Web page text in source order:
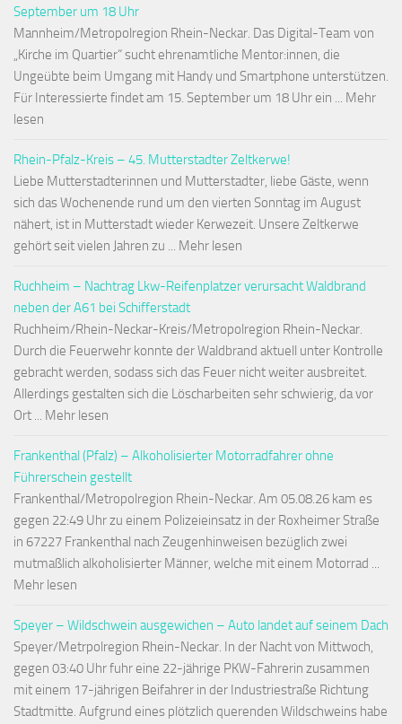
September um 18 Uhr
Mannheim/Metropolregion Rhein-Neckar. Das Digital-Team von
„Kirche im Quartier“ sucht ehrenamtliche Mentor:innen, die
Ungeübte beim Umgang mit Handy und Smartphone unterstützen.
Für Interessierte findet am 15. September um 18 Uhr ein ... Mehr
lesen
Rhein-Pfalz-Kreis – 45. Mutterstadter Zeltkerwe!
Liebe Mutterstadterinnen und Mutterstadter, liebe Gäste, wenn
sich das Wochenende rund um den vierten Sonntag im August
nähert, ist in Mutterstadt wieder Kerwezeit. Unsere Zeltkerwe
gehört seit vielen Jahren zu ... Mehr lesen
Ruchheim – Nachtrag Lkw-Reifenplatzer verursacht Waldbrand
neben der A61 bei Schifferstadt
Ruchheim/Rhein-Neckar-Kreis/Metropolregion Rhein-Neckar.
Durch die Feuerwehr konnte der Waldbrand aktuell unter Kontrolle
gebracht werden, sodass sich das Feuer nicht weiter ausbreitet.
Allerdings gestalten sich die Löscharbeiten sehr schwierig, da vor
Ort ... Mehr lesen
Frankenthal (Pfalz) – Alkoholisierter Motorradfahrer ohne
Führerschein gestellt
Frankenthal/Metropolregion Rhein-Neckar. Am 05.08.26 kam es
gegen 22:49 Uhr zu einem Polizeieinsatz in der Roxheimer Straße
in 67227 Frankenthal nach Zeugenhinweisen bezüglich zwei
mutmaßlich alkoholisierter Männer, welche mit einem Motorrad ...
Mehr lesen
Speyer – Wildschwein ausgewichen – Auto landet auf seinem Dach
Speyer/Metrpolregion Rhein-Neckar. In der Nacht von Mittwoch,
gegen 03:40 Uhr fuhr eine 22-jährige PKW-Fahrerin zusammen
mit einem 17-jährigen Beifahrer in der Industriestraße Richtung
Stadtmitte. Aufgrund eines plötzlich querenden Wildschweins habe